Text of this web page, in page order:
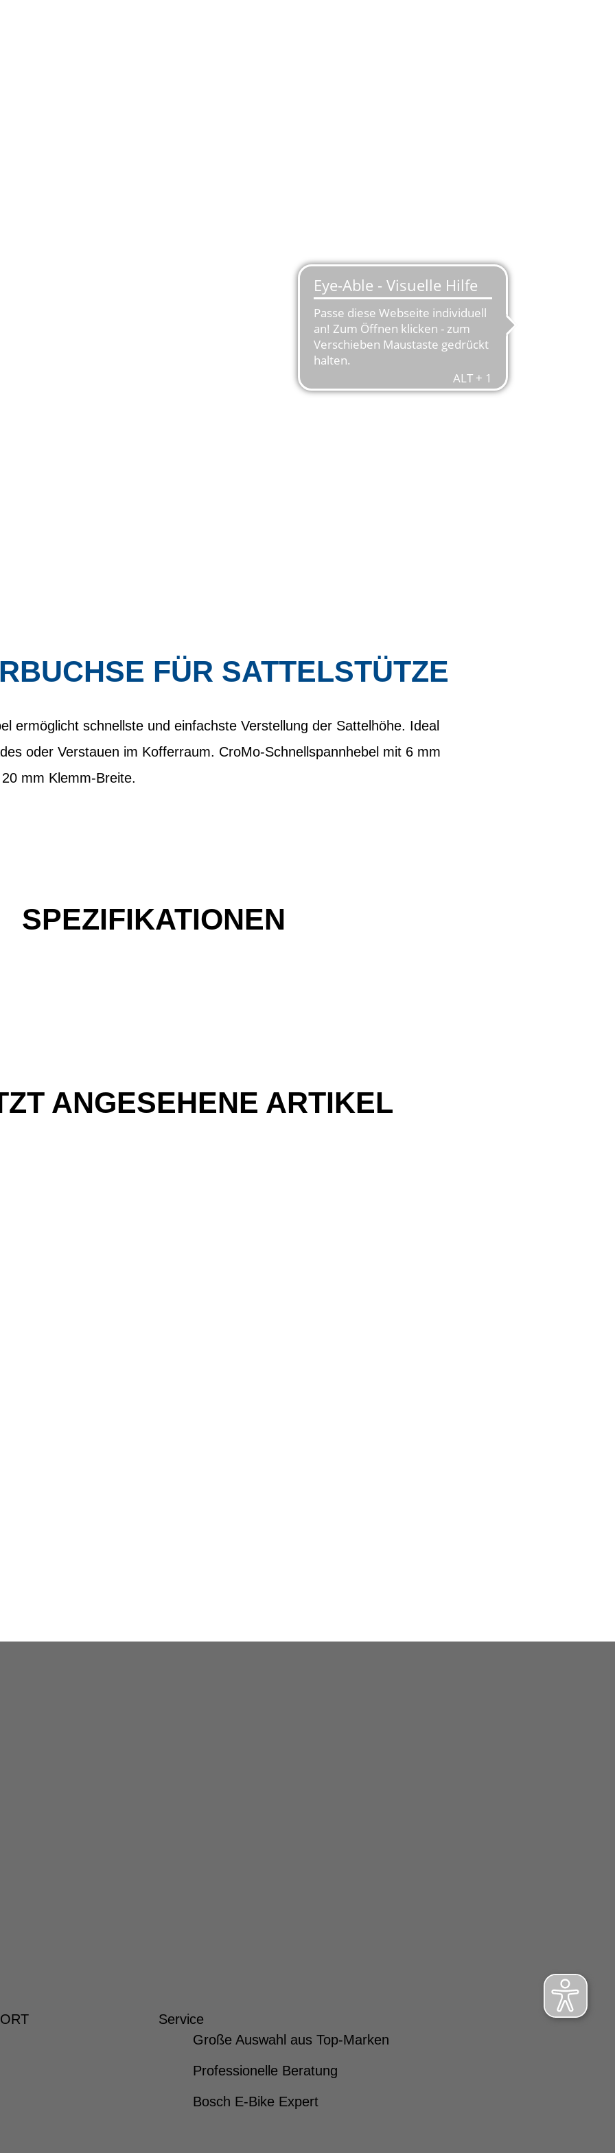
FÜR SATTELSTÜTZE
ermöglicht schnellste und einfachste Verstellung der Sattelhöhe. Ideal
oder Verstauen im Kofferraum. CroMo-Schnellspannhebel mit 6 mm
mm Klemm-Breite.
SPEZIFIKATIONEN
ANGESEHENE ARTIKEL
Service
Große Auswahl aus Top-Marken
Professionelle Beratung
Bosch E-Bike Expert